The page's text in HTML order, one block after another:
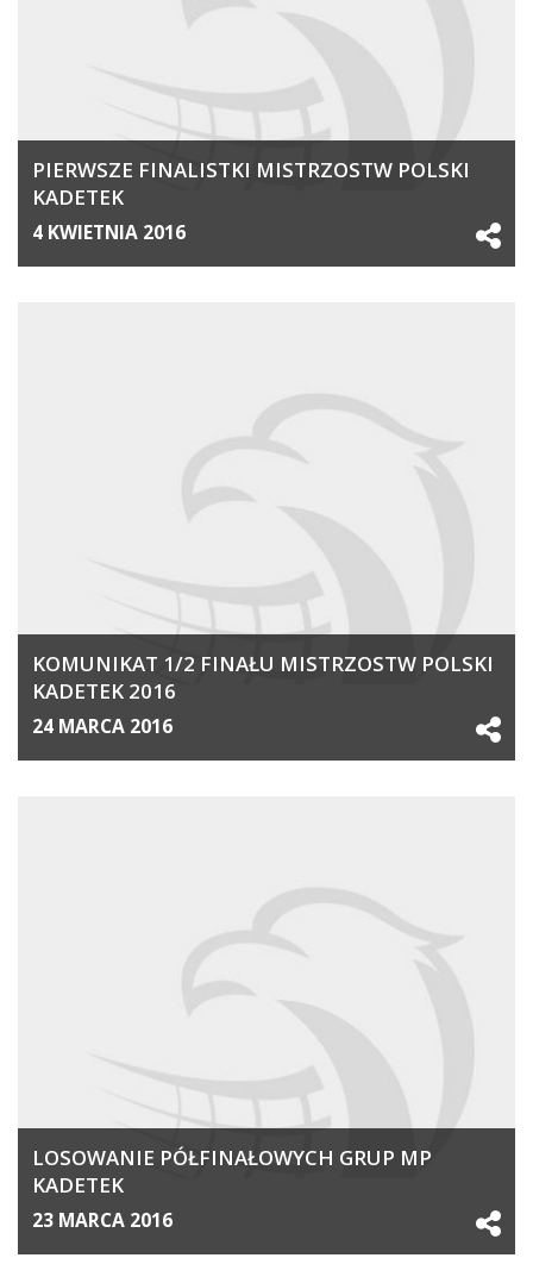
PIERWSZE FINALISTKI MISTRZOSTW POLSKI
KADETEK
4 KWIETNIA 2016
KOMUNIKAT 1/2 FINAŁU MISTRZOSTW POLSKI
KADETEK 2016
24 MARCA 2016
LOSOWANIE PÓŁFINAŁOWYCH GRUP MP
KADETEK
23 MARCA 2016